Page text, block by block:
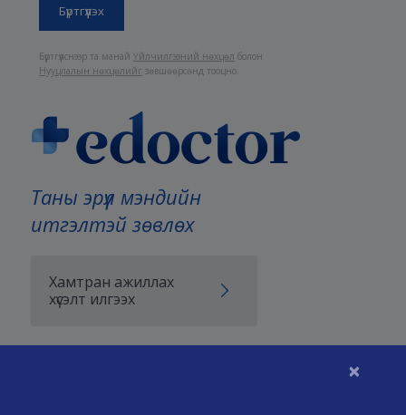
×
Таны эрүүл мэндийн
итгэлтэй зөвлөх
Хамтран ажиллах
хүсэлт илгээх
Бүртгүүлснээр та манайҮйлчилгээний нөхцөл болон
Нууцлалын нөхцөлийг зөвшөөрсөнд тооцно.